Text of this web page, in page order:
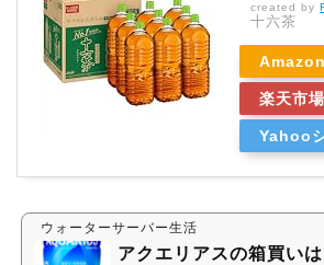
created by
十六茶
Amazon
楽天市場
Yahoo
ウォーターサーバー生活
アクエリアスの箱買い